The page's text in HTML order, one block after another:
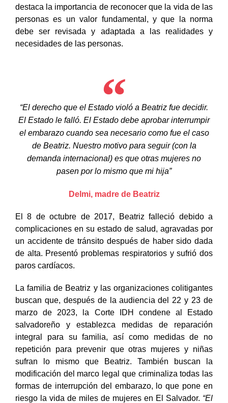
destaca la importancia de reconocer que la vida de las
personas es un valor fundamental, y que la norma
debe ser revisada y adaptada a las realidades y
necesidades de las personas.
“El derecho que el Estado violó a Beatriz fue decidir.
El Estado le falló. El Estado debe aprobar interrumpir
el embarazo cuando sea necesario como fue el caso
de Beatriz. Nuestro motivo para seguir (con la
demanda internacional) es que otras mujeres no
pasen por lo mismo que mi hija”
Delmi, madre de Beatriz
El 8 de octubre de 2017, Beatriz falleció debido a
complicaciones en su estado de salud, agravadas por
un accidente de tránsito después de haber sido dada
de alta. Presentó problemas respiratorios y sufrió dos
paros cardíacos.
La familia de Beatriz y las organizaciones colitigantes
buscan que, después de la audiencia del 22 y 23 de
marzo de 2023, la Corte IDH condene al Estado
salvadoreño y establezca medidas de reparación
integral para su familia, así como medidas de no
repetición para prevenir que otras mujeres y niñas
sufran lo mismo que Beatriz. También buscan la
modificación del marco legal que criminaliza todas las
formas de interrupción del embarazo, lo que pone en